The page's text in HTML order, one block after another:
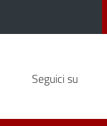
Seguici su